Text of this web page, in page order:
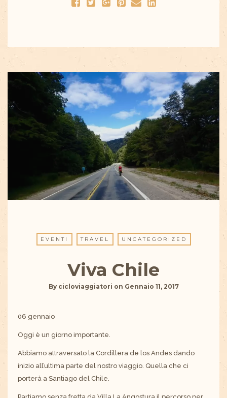
EVENTI TRAVEL UNCATEGORIZED
Viva Chile
By cicloviaggiatori on Gennaio 11, 2017
06 gennaio
Oggi è un giorno importante.
Abbiamo attraversato la Cordillera de los Andes dando
inizio all’ultima parte del nostro viaggio. Quella che ci
porterà a Santiago del Chile.